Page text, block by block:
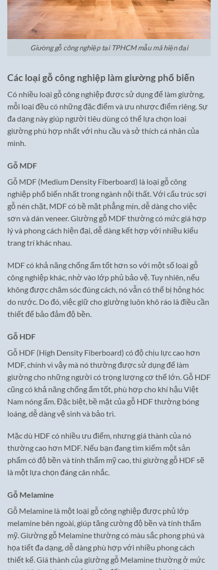
Giường gỗ công nghiệp tại TPHCM mẫu mã hiện đại
Các loại gỗ công nghiệp làm giường phổ biến
Có nhiều loại gỗ công nghiệp được sử dụng để làm giường,
mỗi loại đều có những đặc điểm và ưu nhược điểm riêng. Sự
đa dạng này giúp người tiêu dùng có thể lựa chọn loại
giường phù hợp nhất với nhu cầu và sở thích cá nhân của
mình.
Gỗ MDF
Gỗ MDF (Medium Density Fiberboard) là loại gỗ công
nghiệp phổ biến nhất trong ngành nội thất. Với cấu trúc sợi
gỗ nén chặt, MDF có bề mặt phẳng mịn, dễ dàng cho việc
sơn và dán veneer. Giường gỗ MDF thường có mức giá hợp
lý và phong cách hiện đại, dễ dàng kết hợp với nhiều kiểu
trang trí khác nhau.
MDF có khả năng chống ẩm tốt hơn so với một số loại gỗ
công nghiệp khác, nhờ vào lớp phủ bảo vệ. Tuy nhiên, nếu
không được chăm sóc đúng cách, nó vẫn có thể bị hỏng hóc
do nước. Do đó, việc giữ cho giường luôn khô ráo là điều cần
thiết để bảo đảm độ bền.
Gỗ HDF
Gỗ HDF (High Density Fiberboard) có độ chịu lực cao hơn
MDF, chính vì vậy mà nó thường được sử dụng để làm
giường cho những người có trọng lượng cơ thể lớn. Gỗ HDF
cũng có khả năng chống ẩm tốt, phù hợp cho khí hậu Việt
Nam nóng ẩm. Đặc biệt, bề mặt của gỗ HDF thường bóng
loáng, dễ dàng vệ sinh và bảo trì.
Mặc dù HDF có nhiều ưu điểm, nhưng giá thành của nó
thường cao hơn MDF. Nếu bạn đang tìm kiếm một sản
phẩm có độ bền và tính thẩm mỹ cao, thì giường gỗ HDF sẽ
là một lựa chọn đáng cân nhắc.
Gỗ Melamine
Gỗ Melamine là một loại gỗ công nghiệp được phủ lớp
melamine bên ngoài, giúp tăng cường độ bền và tính thẩm
mỹ. Giường gỗ Melamine thường có màu sắc phong phú và
họa tiết đa dạng, dễ dàng phù hợp với nhiều phong cách
thiết kế. Giá thành của giường gỗ Melamine thường ở mức